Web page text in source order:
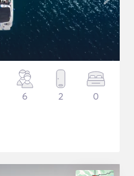
6 2 0